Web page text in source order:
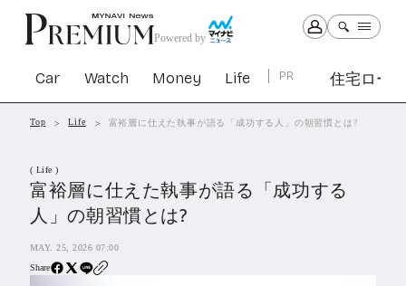
Powered by
Car Watch Money Life PR 住宅ロー
Car Watch Money Life
住宅ローン
Top Life 富裕層に仕えた執事が語る「成功する人」の朝習慣とは?
( Life )
富裕層に仕えた執事が語る「成功する
人」の朝習慣とは?
MAY. 25, 2026 07:00
Share